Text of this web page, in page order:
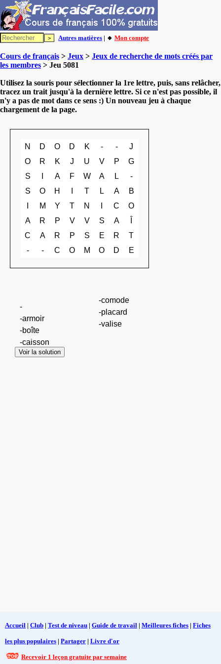
Autres matières | 🔸 Mon compte
Cours de français > Jeux > Jeux de recherche de mots créés par
les membres > Jeu 5081
Utilisez la souris pour sélectionner la 1re lettre, puis, sans relâcher,
tracez un trait jusqu'à la dernière lettre. Si ce n'est pas possible, il
n'y a pas de mot dans ce sens :) Un nouveau jeu à chaque
chargement de la page.
N D O D K - -
J
O
R K J U V P
G
S
A F W A L
-
S
O H T L A
B
M Y T N C
O
A
R P V V S A
C
A R P S E R
T
-
- C O M O D E
-
-armoir
-boîte
-caisson
-comode
-placard
-valise
Voir la solution
Accueil | Club | Test de niveau | Guide de travail | Meilleures fiches | Fiches
les plus populaires | Partager | Livre d'or
Recevoir 1 leçon gratuite par semaine